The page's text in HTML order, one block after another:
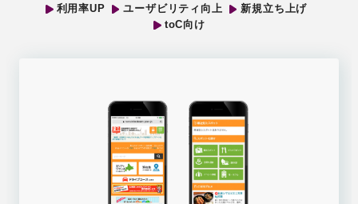
利用率UP
ユーザビリティ向上
新規立ち上げ
toC向け